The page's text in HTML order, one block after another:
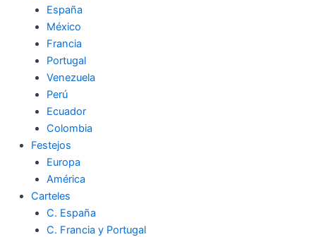
España
México
Francia
Portugal
Venezuela
Perú
Ecuador
Colombia
Festejos
Europa
América
Carteles
C. España
C. Francia y Portugal